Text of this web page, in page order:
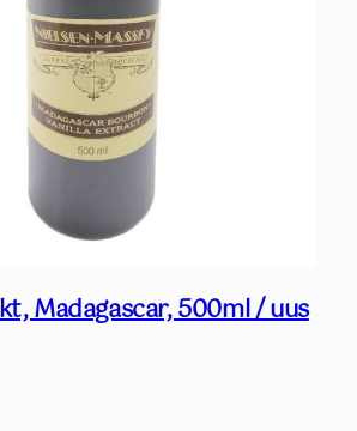
Madagascar, 500ml / uus